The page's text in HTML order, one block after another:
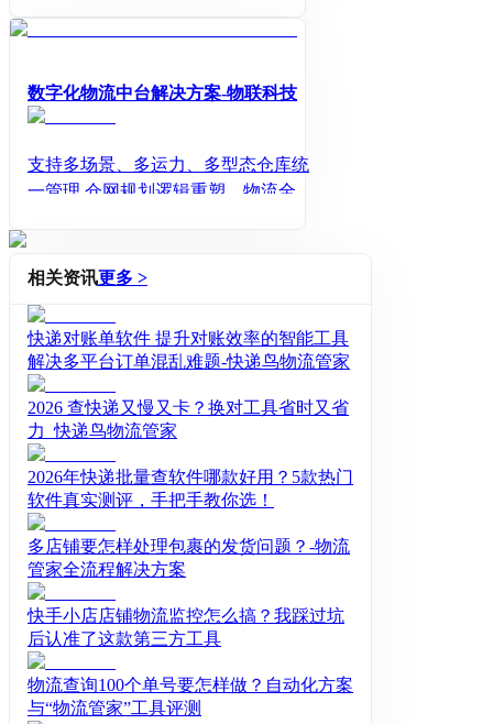
数字化物流中台解决方案-物联科技
支持多场景、多运力、多型态仓库统
一管理 仓网规划逻辑重塑，物流全链
供的一站式物流整体数字化管理解决
对仓储、运输、配送等物流全场景涉
及的资源、工具、流程、基础设施及
管理支持体系等进行统一的整合、沉
淀，以更为快速、灵活、共享、开放
的方式，为企业物流提供可快速调
用、升级迭代的数字化支撑。
相关资讯更多 >
快递对账单软件 提升对账效率的智能工具
解决多平台订单混乱难题-快递鸟物流管家
2026 查快递又慢又卡？换对工具省时又省
力_快递鸟物流管家
2026年快递批量查软件哪款好用？5款热门
软件真实测评，手把手教你选！
多店铺要怎样处理包裹的发货问题？-物流
管家全流程解决方案
快手小店店铺物流监控怎么搞？我踩过坑
后认准了这款第三方工具
物流查询100个单号要怎样做？自动化方案
与“物流管家”工具评测